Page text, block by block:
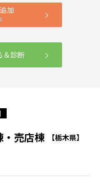
加
＆診断
売店棟 【栃木県】